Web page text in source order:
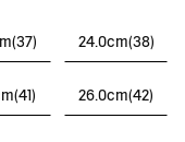
24.0cm(38)
26.0cm(42)